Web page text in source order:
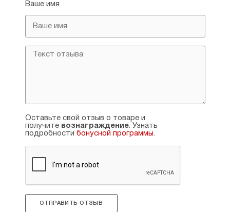
Ваше имя
Оставьте свой отзыв о товаре и
получите вознаграждение. Узнать
подробности бонусной программы.
ОТПРАВИТЬ ОТЗЫВ